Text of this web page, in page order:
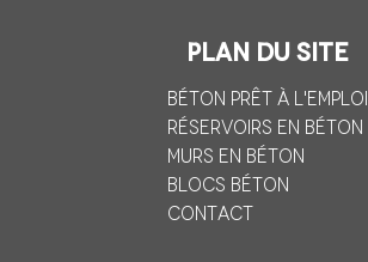
Plan du site
Béton prêt à l'emploi
Réservoirs en béton
Murs en béton
Blocs béton
Contact